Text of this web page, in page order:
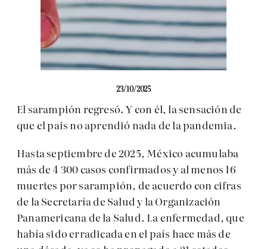
23/10/2025
El sarampión regresó. Y con él, la sensación de
que el país no aprendió nada de la pandemia.
Hasta septiembre de 2025, México acumulaba
más de 4 300 casos confirmados y al menos 16
muertes por sarampión, de acuerdo con cifras
de la Secretaría de Salud y la Organización
Panamericana de la Salud. La enfermedad, que
había sido erradicada en el país hace más de